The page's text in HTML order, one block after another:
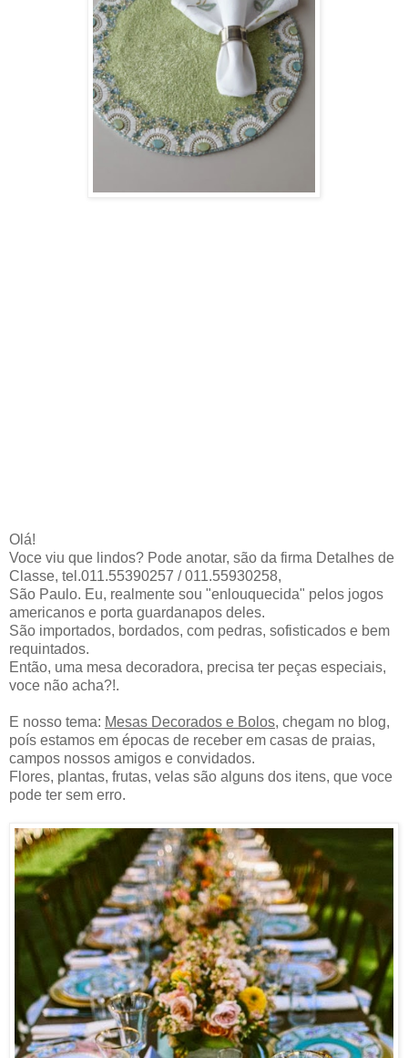
Olá!
Voce viu que lindos? Pode anotar, são da firma Detalhes de
Classe, tel.011.55390257 / 011.55930258,
São Paulo. Eu, realmente sou "enlouquecida" pelos jogos
americanos e porta guardanapos deles.
São importados, bordados, com pedras, sofisticados e bem
requintados.
Então, uma mesa decoradora, precisa ter peças especiais,
voce não acha?!.
E nosso tema: Mesas Decorados e Bolos, chegam no blog,
poís estamos em épocas de receber em casas de praias,
campos nossos amigos e convidados.
Flores, plantas, frutas, velas são alguns dos itens, que voce
pode ter sem erro.